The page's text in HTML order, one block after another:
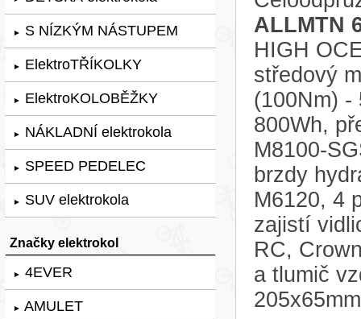
► S NÍZKÝM NÁSTUPEM
► ElektroTŘÍKOLKY
► ElektroKOLOBĚŽKY
► NÁKLADNÍ elektrokola
► SPEED PEDELEC
► SUV elektrokola
Značky elektrokol
► 4EVER
► AMULET
ALLMTN
HIGH
středový
(100Nm) -
800Wh,
M8100-
brzdy
M6120, 4
zajistí
RC,
a tlumič